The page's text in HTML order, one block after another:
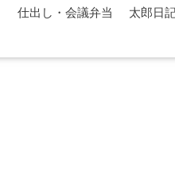
仕出し・会議弁当 太郎日